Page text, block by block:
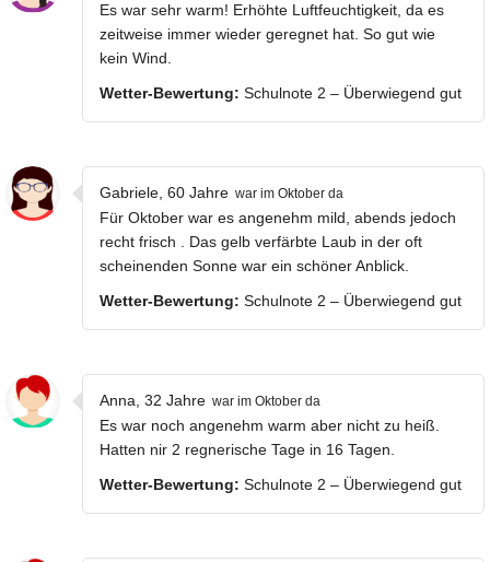
Es war sehr warm! Erhöhte Luftfeuchtigkeit, da es
zeitweise immer wieder geregnet hat. So gut wie
kein Wind.
Wetter-Bewertung: Schulnote 2 – Überwiegend gut
Gabriele, 60 Jahre war im Oktober da
Für Oktober war es angenehm mild, abends jedoch
recht frisch . Das gelb verfärbte Laub in der oft
scheinenden Sonne war ein schöner Anblick.
Wetter-Bewertung: Schulnote 2 – Überwiegend gut
Anna, 32 Jahre war im Oktober da
Es war noch angenehm warm aber nicht zu heiß.
Hatten nir 2 regnerische Tage in 16 Tagen.
Wetter-Bewertung: Schulnote 2 – Überwiegend gut